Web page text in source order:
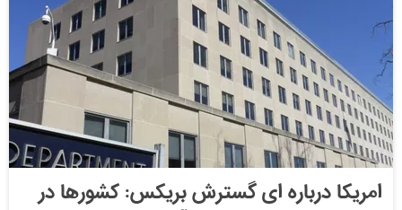
امریکا درباره ای گسترش بریکس: کشورها در